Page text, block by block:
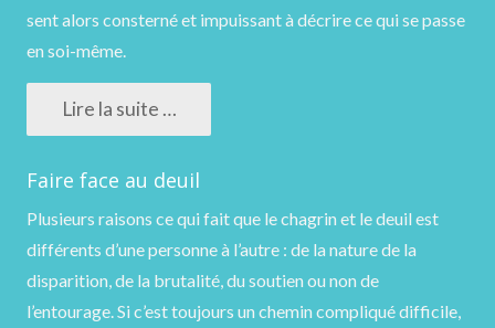
sent alors consterné et impuissant à décrire ce qui se passe
en soi-même.
Lire la suite …
Faire face au deuil
Plusieurs raisons ce qui fait que le chagrin et le deuil est
différents d’une personne à l’autre : de la nature de la
disparition, de la brutalité, du soutien ou non de
l’entourage. Si c’est toujours un chemin compliqué difficile,